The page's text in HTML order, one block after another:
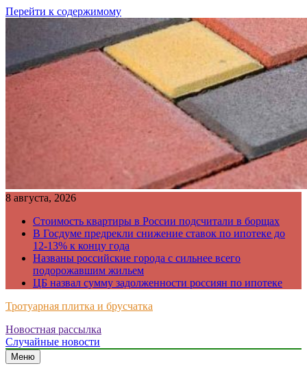
Перейти к содержимому
8 августа, 2026
Стоимость квартиры в России подсчитали в борщах
В Госдуме предрекли снижение ставок по ипотеке до
12-13% к концу года
Названы российские города с сильнее всего
подорожавшим жильем
ЦБ назвал сумму задолженности россиян по ипотеке
Тротуарная плитка и брусчатка
Just another WordPress site
Новостная рассылка
Случайные новости
Меню